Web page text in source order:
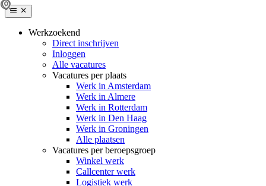
Werkzoekend
Direct inschrijven
Inloggen
Alle vacatures
Vacatures per plaats
Werk in Amsterdam
Werk in Almere
Werk in Rotterdam
Werk in Den Haag
Werk in Groningen
Alle plaatsen
Vacatures per beroepsgroep
Winkel werk
Callcenter werk
Logistiek werk